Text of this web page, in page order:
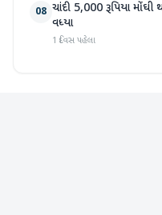
08 ચાંદી 5,000 રૂપિયા
વધ્યા
1 દિવસ પહેલા